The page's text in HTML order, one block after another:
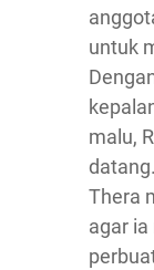
untuk
malu,
Thera
agar